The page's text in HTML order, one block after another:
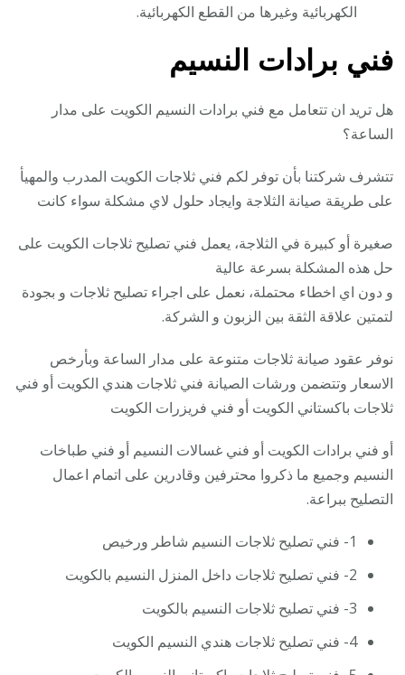
الكهربائية وغيرها من القطع الكهربائية.
فني برادات النسيم
هل تريد ان تتعامل مع فني برادات النسيم الكويت على مدار
الساعة؟
تتشرف شركتنا بأن توفر لكم فني ثلاجات الكويت المدرب والمهيأ
على طريقة صيانة الثلاجة وايجاد حلول لاي مشكلة سواء كانت
صغيرة أو كبيرة في الثلاجة، يعمل فني تصليح ثلاجات الكويت على
حل هذه المشكلة بسرعة عالية
و دون اي اخطاء محتملة، نعمل على اجراء تصليح ثلاجات و بجودة
لتمتين علاقة الثقة بين الزبون و الشركة.
نوفر عقود صيانة ثلاجات متنوعة على مدار الساعة وبأرخص
الاسعار وتتضمن ورشات الصيانة فني ثلاجات هندي الكويت أو فني
ثلاجات باكستاني الكويت أو فني فريزرات الكويت
أو فني برادات الكويت أو فني غسالات النسيم أو فني طباخات
النسيم وجميع ما ذكروا محترفين وقادرين على اتمام اعمال
التصليح ببراعة.
1- فني تصليح ثلاجات النسيم شاطر ورخيص
2- فني تصليح ثلاجات داخل المنزل النسيم بالكويت
3- فني تصليح ثلاجات النسيم بالكويت
4- فني تصليح ثلاجات هندي النسيم الكويت